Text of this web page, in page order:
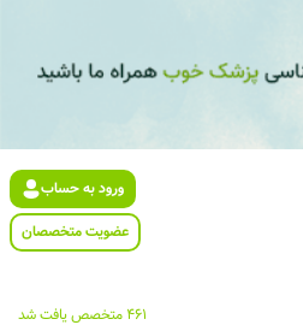
ورود به حساب
عضویت متخصصان
461 متخصص یافت شد